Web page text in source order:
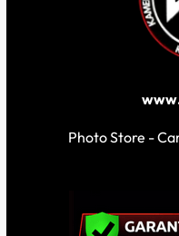
Photo Store -